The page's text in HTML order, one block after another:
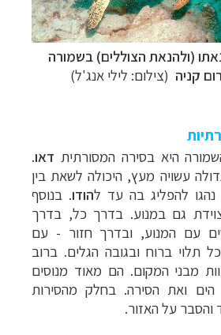
(ולהנאת הצוללים) בשמורה
קניה (צילום: לילי אנג'ל)
היא בסירה המסורתית דאו.
עשויה מעץ, היכולה לשאת בין
הודו. בנוסף
גם במנוע. בדרך כל, בדרך
עם המנוע, ובדרך חזור - עם
תלוי ברוח ובגובה הגלים. ברוב
מבני המקום. הם מאוד מנוסים
הים ואת הסירה. בחלק מהסירות
והסבר על האזור.